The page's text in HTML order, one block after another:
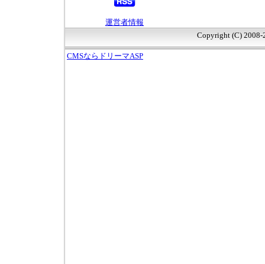
運営者情報
Copyright (C) 2008-
CMSならドリーマASP